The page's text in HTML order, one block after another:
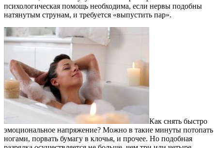
психологическая помощь необходима, если нервы подобны
натянутым струнам, и требуется «выпустить пар».
Как снять быстро
эмоциональное напряжение? Можно в такие минуты потопать
ногами, порвать бумагу в клочья, и прочее. Но подобная